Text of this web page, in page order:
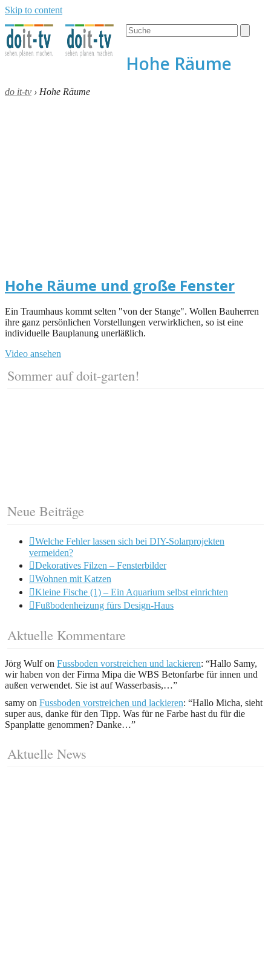
Skip to content
Open
mobile
Close
mobile
Search
Hohe Räume
do it-tv › Hohe Räume
Hohe Räume und große Fenster
Ein Traumhaus kommt selten "von der Stange". Wollen Bauherren
ihre ganz persönlichen Vorstellungen verwirklichen, so ist eine
individuelle Bauplanung unerläßlich.
Video ansehen
Sommer auf doit-garten!
Neue Beiträge
Welche Fehler lassen sich bei DIY-Solarprojekten
vermeiden?
Dekoratives Filzen – Fensterbilder
Wohnen mit Katzen
Kleine Fische (1) – Ein Aquarium selbst einrichten
Fußbodenheizung fürs Design-Haus
Aktuelle Kommentare
Jörg Wulfon Fussboden vorstreichen und lackieren: “Hallo Samy,
wir haben von der Firma Mipa die WBS Betonfarbe für innen und
außen verwendet. Sie ist auf Wasserbasis,…”
samy on Fussboden vorstreichen und lackieren: “Hallo Micha, sieht
super aus, danke für den Tipp. Was für ne Farbe hast du für die
Spanplatte genommen? Danke…”
Aktuelle News